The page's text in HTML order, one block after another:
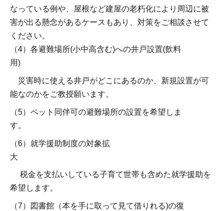
なっている例や、屋根など建屋の老朽化により周辺に被
害が出る懸念があるケースもあり、対策をご相談させて
ください。
（4）各避難場所(小中高含む)への井戸設置(飲料
用)
災害時に使える井戸がどこにあるのか、新規設置が可
能なのかをご教授願います。
（5）ペット同伴可の避難場所の設置を希望しま
す。
（6）就学援助制度の対象拡
大
税金を支払いしている子育て世帯も含めた就学援助を
希望します。
（7）図書館（本を手に取って見て借りれる)の復